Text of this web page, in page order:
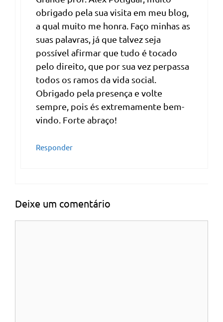
obrigado pela sua visita em meu blog,
a qual muito me honra. Faço minhas as
suas palavras, já que talvez seja
possível afirmar que tudo é tocado
pelo direito, que por sua vez perpassa
todos os ramos da vida social.
Obrigado pela presença e volte
sempre, pois és extremamente bem-
vindo. Forte abraço!
Responder
Deixe um comentário